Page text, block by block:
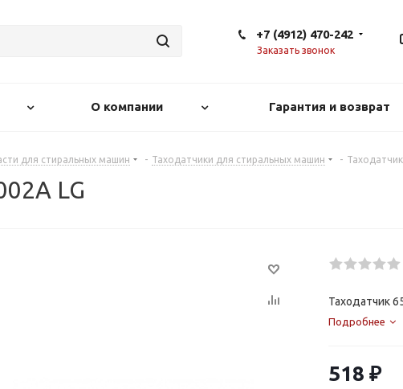
+7 (4912) 470-242
Заказать звонок
О компании Гарантия и возврат
для стиральных машин - Таходатчики для стиральных машин -
LG
Таходатчик
Подробнее
518 ₽